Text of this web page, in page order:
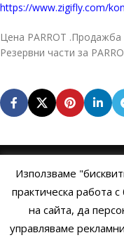
https://www.zigifly.com/
Цена PARROT .Продажба
Резервни части за
ОБЩИ
ПОЛИТИКА НА
Използваме
практическа работа
на сайта, да
управляваме